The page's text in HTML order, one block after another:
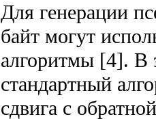
Для генерации
байт могут
алгоритмы [4]. В
стандартный
сдвига с